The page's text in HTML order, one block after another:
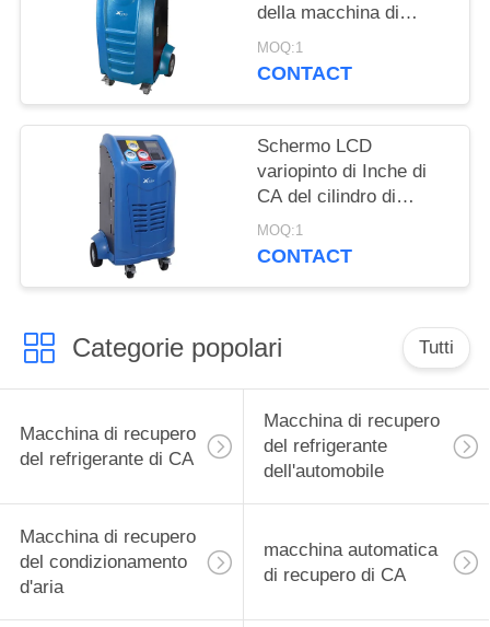
della macchina di
recupero del
refrigerante
MOQ:1
CONTACT
Schermo LCD
variopinto di Inche di
CA del cilindro di
stoccaggio della
macchina
MOQ:1
CONTACT
Categorie popolari Tutti
Macchina di recupero
del refrigerante di CA
Macchina di recupero
del refrigerante
dell'automobile
Macchina di recupero
del condizionamento
d'aria
macchina automatica
di recupero di CA